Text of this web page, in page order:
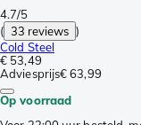
4.7/5
( 33 reviews )
Cold Steel
€ 53,49
Adviesprijs€ 63,99
Op voorraad